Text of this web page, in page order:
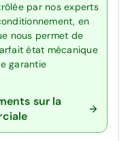
par nos experts
en
nous permet de
état mécanique
garantie
sur la